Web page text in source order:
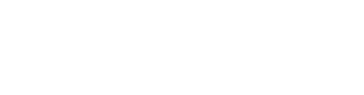
ce m